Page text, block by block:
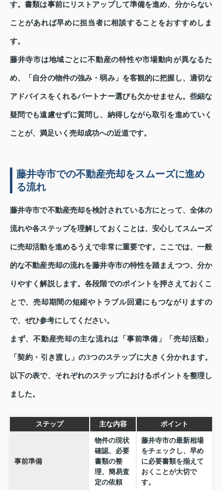
す。書類は事前にリストアップして準備を進め、分からない
ことがあれば早めに担当者に相談することをおすすめしま
す。
藤井寺市は地域ごとに不動産の特性や市場動向が異なるた
め、「自分の物件の強み・弱み」を客観的に把握し、適切な
アドバイスをくれるパートナー選びも欠かせません。些細な
疑問でも遠慮せずに質問し、納得しながら取引を進めていく
ことが、満足いく売却成功への近道です。
藤井寺市での不動産売却をスムーズに進め
る流れ
藤井寺市で不動産売却を検討されている方にとって、全体の
流れや各ステップを理解しておくことは、安心してスムーズ
に売却活動を進めるうえで非常に重要です。ここでは、一般
的な不動産売却の流れを藤井寺市の特性を踏まえつつ、分か
りやすく解説します。各段階でのポイントを押さえておくこ
とで、売却期間の短縮やトラブル回避にもつながりますの
で、ぜひ参考にしてください。
まず、不動産売却の主な流れは「事前準備」「売却活動」
「契約・引き渡し」の3つのステップに大きく分かれます。
以下の表で、それぞれのステップにおけるポイントを整理し
ました。
ステップ 主な内容 ポイント
事前準備
物件の現状
確認、必要
書類の整
理、簡易査
定の依頼
藤井寺市の最新相場
をチェックし、早め
に必要書類を揃えて
おくことが大切で
す。